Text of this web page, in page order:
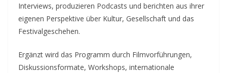
Interviews, produzieren Podcasts und berichten aus ihrer
eigenen Perspektive über Kultur, Gesellschaft und das
Festivalgeschehen.
Ergänzt wird das Programm durch Filmvorführungen,
Diskussionsformate, Workshops, internationale